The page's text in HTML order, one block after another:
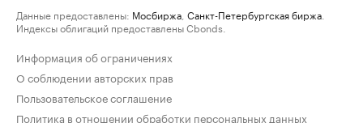
Данные предоставлены: Мосбиржа Санкт-Петербургская биржа
Индексы облигаций предоставлены Cbonds.
Информация об ограничениях
О соблюдении авторских прав
Пользовательское соглашение
Политика в отношении обработки персональных данных